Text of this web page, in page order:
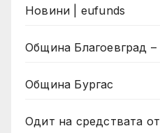
Новини | eufunds
Община Благоевград
Община Бургас
Одит на средствата